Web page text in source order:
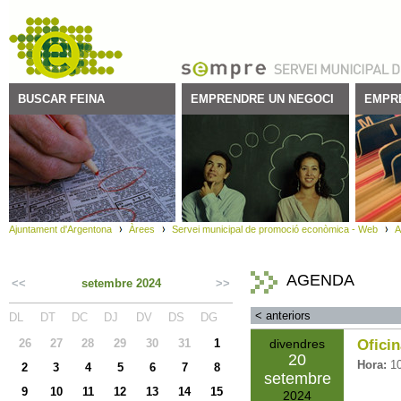
BUSCAR FEINA EMPRENDRE UN NEGOCI
Ajuntament d'Argentona Àrees Servei municipal de promoció econòmica - Web
<< >>
setembre 2024
DL DT DC DJ DV DS
DG
26
27 28 29 30 31
1
2
3 4 5 6 7
8
9
10 11 12 13 14 15
AGENDA
< anteriors
divendres
20
setembre
2024
Hora: